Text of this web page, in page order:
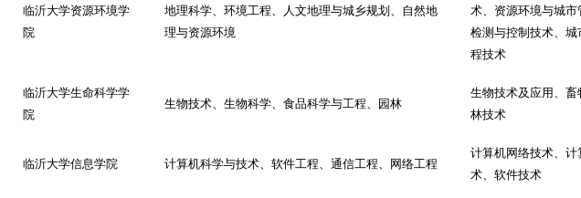
临沂大学资源环境学
院
地理科学、环境工程、人文地理与城乡规划、自然地
理与资源环境
术、资源环境与城市
检测与控制技术、城
程技术
临沂大学生命科学学
院
生物技术、生物科学、食品科学与工程、园林
生物技术及应用、畜
林技术
临沂大学信息学院 计算机科学与技术、软件工程、通信工程、网络工程
计算机网络技术、计
术、软件技术